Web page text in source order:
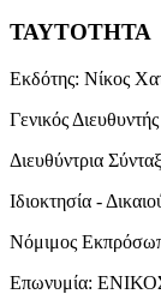
ΤΑΥΤΟΤΗΤΑ
Εκδότης: Νίκος
Γενικός
Διευθύντρια
Ιδιοκτησία -
Νόμιμος
Επωνυμία: